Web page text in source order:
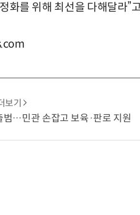
화를 위해 최선을 다해달라”
보기
범…민관 손잡고 보육·판로 지원